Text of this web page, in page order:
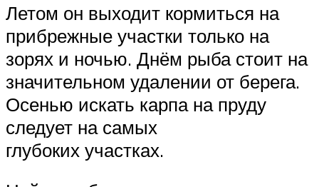
Летом он выходит кормиться на
прибрежные участки только на
зорях и ночью. Днём рыба стоит на
значительном удалении от берега.
Осенью искать карпа на пруду
следует на самых
глубоких участках.